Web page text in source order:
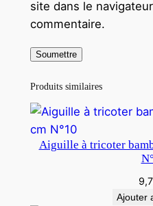
site dans le
commentaire.
Produits similaires
Aiguille à tricoter
Ajouter